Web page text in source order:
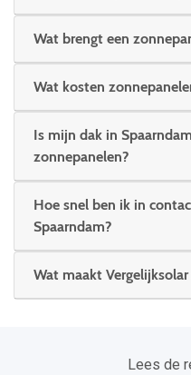
Wat brengt een
Wat kosten
Is mijn dak in
zonnepanelen?
Hoe snel ben ik in
Spaarndam?
Wat maakt Vergelijksolar
Lees de